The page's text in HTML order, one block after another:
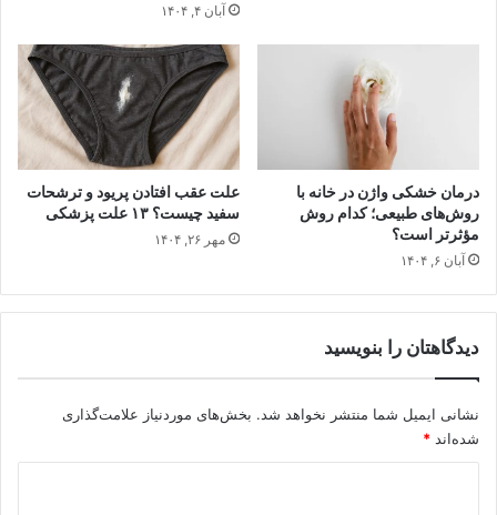
آبان ۴, ۱۴۰۴
درمان خشکی واژن در خانه با
روش‌های طبیعی؛ کدام روش
مؤثرتر است؟
آبان ۶, ۱۴۰۴
علت عقب افتادن پریود و ترشحات
سفید چیست؟ ۱۳ علت پزشکی
مهر ۲۶, ۱۴۰۴
دیدگاهتان را بنویسید
نشانی ایمیل شما منتشر نخواهد شد. بخش‌های موردنیاز علامت‌گذاری
شده‌اند *